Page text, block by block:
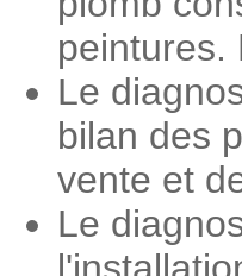
peintures.
Le
bilan des
vente et
Le